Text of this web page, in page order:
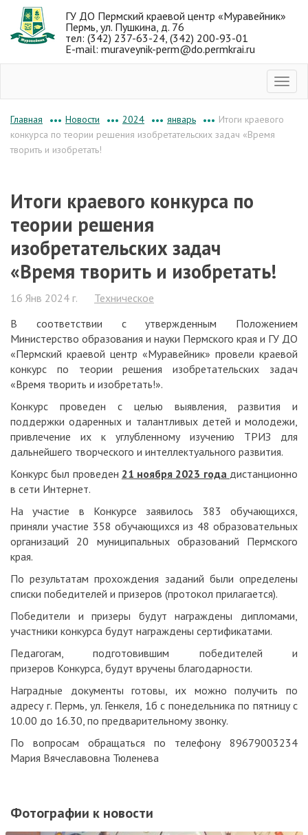
ГУ ДО Пермский краевой центр «Муравейник»
Пермь, ул. Пушкина, д. 76
тел: (342) 237-63-24, (342) 200-93-01
E-mail: muraveynik-perm@do.permkrai.ru
Главная ••• Новости ••• 2024 ••• январь ••• Итоги краевого
конкурса по теории решения изобретательских задач «Время
творить и изобретать!
Итоги краевого конкурса по
теории решения
изобретательских задач
«Время творить и изобретать!
16 Янв 2024 г.
Техническое
В соответствии с утвержденным Положением
Министерство образования и науки Пермского края и ГУ ДО
«Пермский краевой центр «Муравейник» провели краевой
конкурс по теории решения изобретательских задач
«Время творить и изобретать!».
Конкурс проведен с целью выявления, развития и
поддержки одаренных и талантливых детей и молодежи,
привлечение их к углубленному изучению ТРИЗ для
дальнейшего творческого и интеллектуального развития.
Конкурс был проведен 21 ноября 2023 года дистанционно
в сети Интернет.
На участие в Конкурсе заявилось 383 обучающихся,
приняли участие 358 обучающихся из 48 образовательных
организаций 20 муниципальных образований Пермского
края.
По результатам прохождения заданий были определены
списки победителей и призеров (протокол прилагается).
Победители и призеры будут награждены дипломами,
участники конкурса будут награждены сертификатами.
Педагогам, подготовившим победителей и
призеров Конкурса, будут вручены благодарности.
Наградные документы готовы, их можно получить по
адресу г. Пермь, ул. Генкеля, 1б с понедельника по пятницу с
10.00 до 16.30, по предварительному звонку.
По вопросам обращаться по телефону 89679003234
Мария Вячеславовна Тюленева
Фотографии к новости